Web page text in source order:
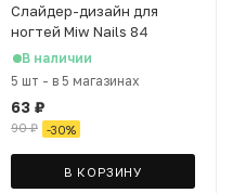
Слайдер-дизайн для
ногтей Miw Nails 84
В наличии
5 шт - в 5 магазинах
63 ₽
90₽ -30%
В КОРЗИНУ